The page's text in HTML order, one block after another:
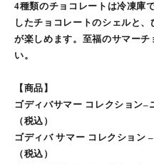
4種類のチョコレートは冷凍庫
したチョコレートのシェルと
が楽しめます。至福のサマー
い。
【商品】
ゴディバサマー コレクション–
（税込）
ゴディバ サマー コレクション
（税込）